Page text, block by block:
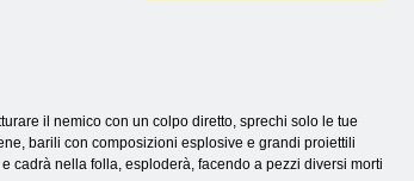
il nemico con un colpo diretto, sprechi solo le tue
barili con composizioni esplosive e grandi proiettili
cadrà nella folla, esploderà, facendo a pezzi diversi morti